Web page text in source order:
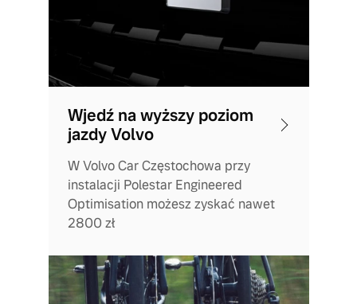
Wjedź na wyższy poziom
jazdy Volvo
W Volvo Car Częstochowa przy
instalacji Polestar Engineered
Optimisation możesz zyskać nawet
2800 zł